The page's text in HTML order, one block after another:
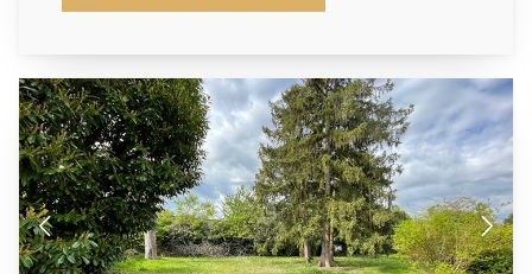
sous-préfecture, ce bien bénéficie d'un
Laye. AP : 01.39.04.09.09